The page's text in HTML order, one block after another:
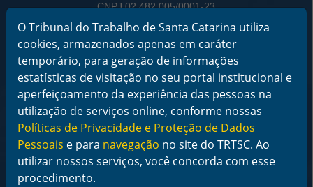
CNPJ 02.482.005/0001-23
Horário de Funcionamento:
De segunda a sexta-feira das 12 às 18 horas
Telefone: (48) 3216-4000
Links Rápidos
Institucional
Serviços
Notícias
Jurisprudência
O Tribunal do Trabalho de Santa Catarina utiliza
cookies, armazenados apenas em caráter
temporário, para geração de informações
estatísticas de visitação no seu portal institucional e
aperfeiçoamento da experiência das pessoas na
utilização de serviços online, conforme nossas
Políticas de Privacidade e Proteção de Dados
Pessoais e para navegação no site do TRTSC. Ao
utilizar nossos serviços, você concorda com esse
procedimento.